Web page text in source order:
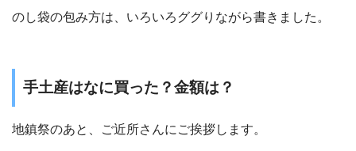
のし袋の包み方は、いろいろググりながら書きました。
手土産はなに買った？金額は？
地鎮祭のあと、ご近所さんにご挨拶します。